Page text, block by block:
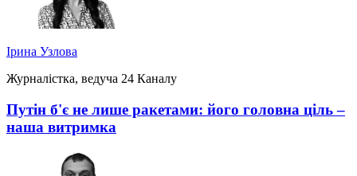
Ірина Узлова
Журналістка, ведуча 24 Каналу
Путін б'є не лише ракетами: його головна ціль –
наша витримка